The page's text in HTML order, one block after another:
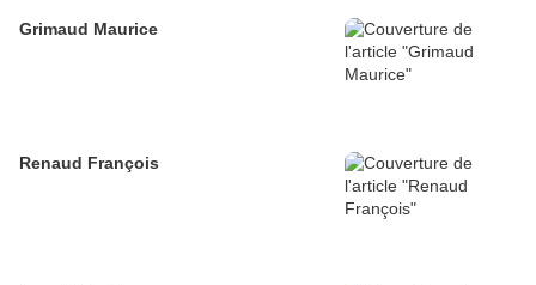
Grimaud Maurice
Renaud François